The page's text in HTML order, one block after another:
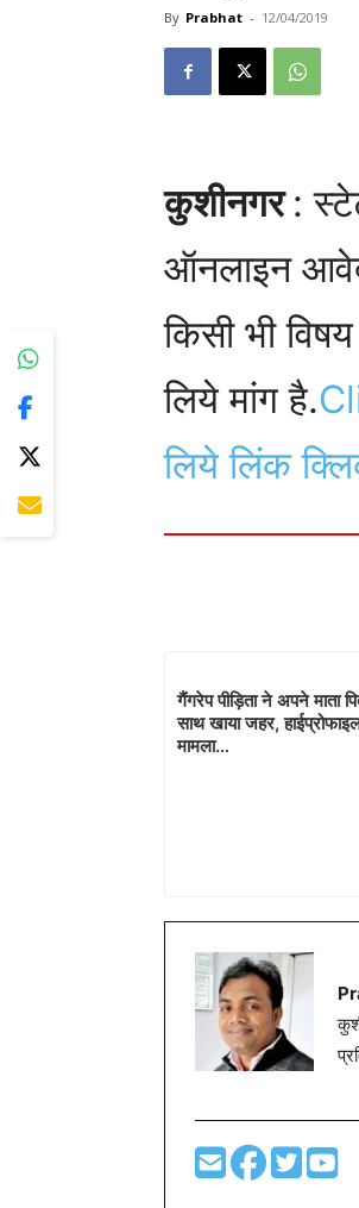
By Prabhat - 12/04/2019
कुशीनगर:
ऑनलाइन
किसी भी
लिये मांग है.
लिये लिंक
गैंगरेप पीड़िता ने अपने माता
साथ खाया जहर,
मामला…